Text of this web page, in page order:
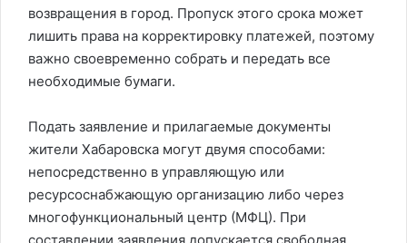
возвращения в город. Пропуск этого срока может
лишить права на корректировку платежей, поэтому
важно своевременно собрать и передать все
необходимые бумаги.
Подать заявление и прилагаемые документы
жители Хабаровска могут двумя способами:
непосредственно в управляющую или
ресурсоснабжающую организацию либо через
многофункциональный центр (МФЦ). При